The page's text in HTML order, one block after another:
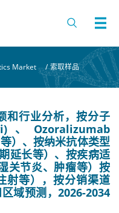
Market / 索取样品
和行业分析，按分子
、Ozoralizumab
）、按纳米抗体类型
延长等）、按疾病适
关节炎、肿瘤等）按
射等），按分销渠道
域预测，2026-2034